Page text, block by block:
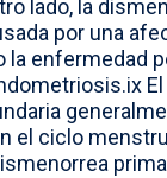
lado, la
por una
la enfermedad
El
el ciclo